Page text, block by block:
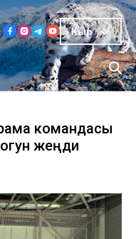
Кыр
командасы
жеңди